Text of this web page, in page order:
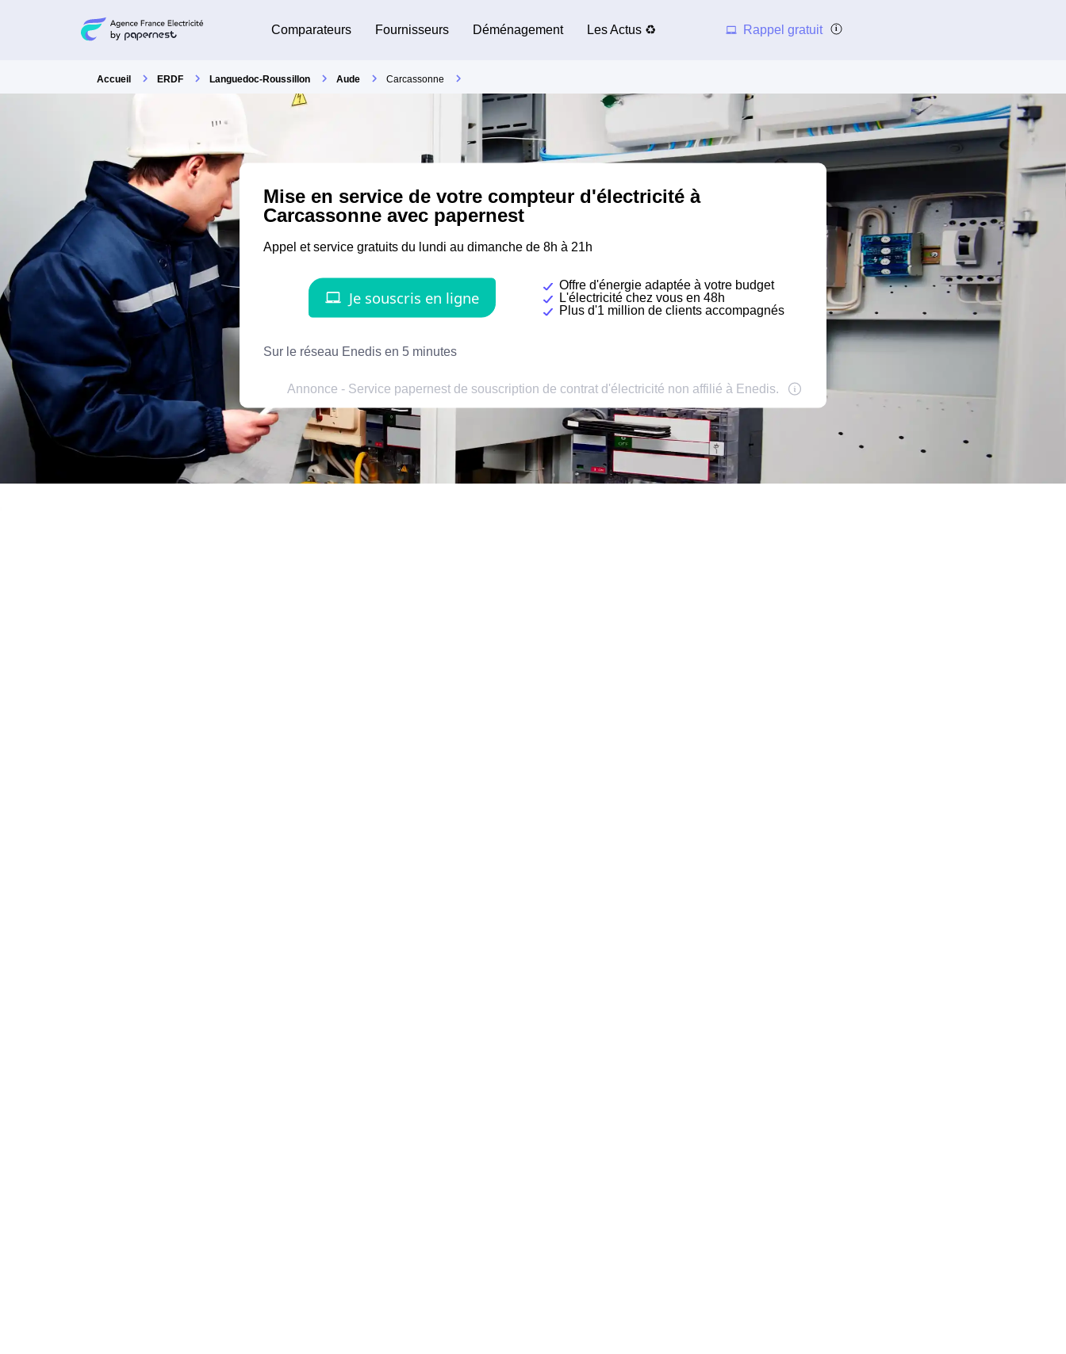
Comparateurs Fournisseurs Déménagement Les Actus ♻️ Rappel gratuit
Accueil ERDF Languedoc-Roussillon Aude Carcassonne